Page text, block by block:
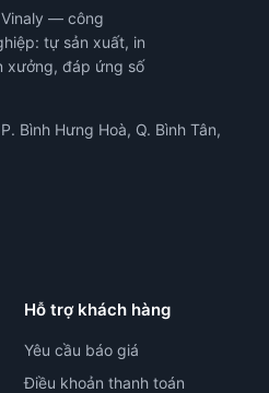
Vinaly — công
tự sản xuất, in
xưởng, đáp ứng số
Bình Hưng Hoà, Q. Bình Tân,
Hỗ trợ khách hàng
Yêu cầu báo giá
Điều khoản thanh toán